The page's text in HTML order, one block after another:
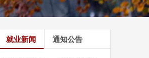
就业新闻 通知公告